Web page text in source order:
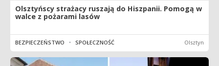
Olsztyńscy strażacy ruszają do Hiszpanii. Pomogą w
walce z pożarami lasów
BEZPIECZEŃSTWO • SPOŁECZNOŚĆ Olsztyn